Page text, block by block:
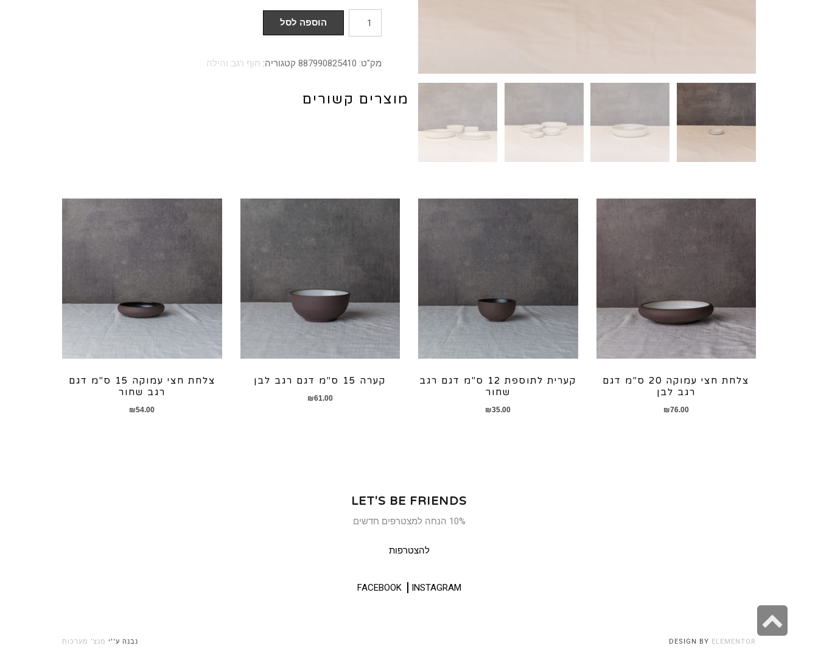
כמות
של
10
דגם
הוספה לסל
מק"ט: 887990825410 קטגוריה: חוף רגב והילה
מוצרים קשורים
צלחת חצי עמוקה 20 ס"מ דגם
רגב לבן
₪76.00
קערית לתוספת 12 ס"מ דגם רגב
שחור
₪35.00
קערה 15 ס"מ דגם רגב לבן
₪61.00
צלחת חצי עמוקה 15 ס"מ דגם
רגב שחור
₪54.00
LET'S BE FRIENDS
10% הנחה למצטרפים חדשים
להצטרפות
FACEBOOK INSTAGRAM
נבנה ע''י מנצ' מערכות DESIGN BY ELEMENTOR
לראש